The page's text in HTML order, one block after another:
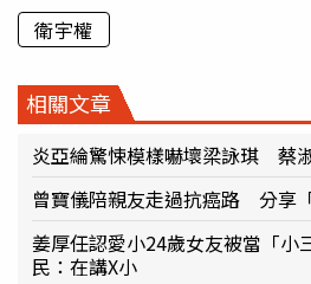
衛宇權
相關文章
炎亞綸驚悚模樣嚇壞梁詠琪 蔡
曾寶儀陪親友走過抗癌路 分享「
姜厚任認愛小24歲女友被當「
民：在講X小